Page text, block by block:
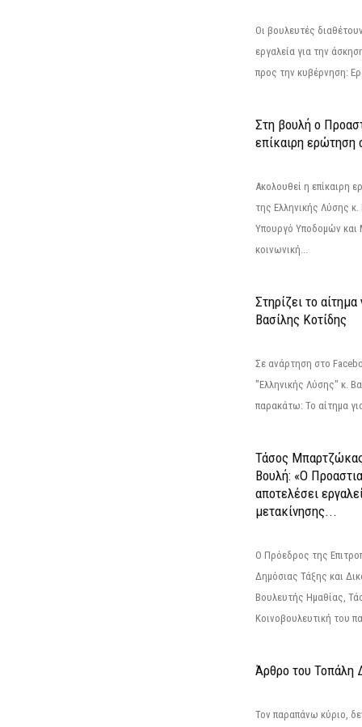
Οι βουλευτές
εργαλεία για την
προς την κυβέρνηση:
Στη βουλή ο
επίκαιρη ερώτηση
Ακολουθεί η επίκαιρη
της Ελληνικής Λύσης
Υπουργό Υποδομών
κοινωνική...
Στηρίζει το
Βασίλης Κοτίδης
Σε ανάρτηση στο
"Ελληνικής Λύσης" κ.
παρακάτω: Το αίτημα
Τάσος
Βουλή: «Ο
αποτελέσει
μετακίνησης...
Ο Πρόεδρος της
Δημόσιας Τάξης και
Βουλευτής Ημαθίας,
Κοινοβουλευτική του
Άρθρο του Τοπάλη
Τον παραπάνω κύριο,